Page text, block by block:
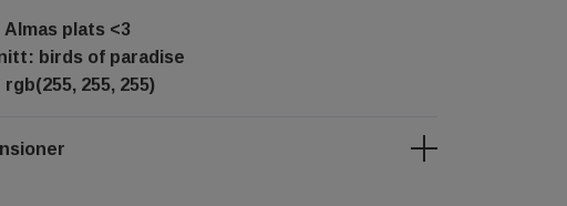
plats <3
birds of paradise
rgb(255, 255, 255)